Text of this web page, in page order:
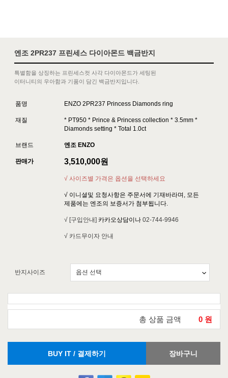
엔조 2PR237 프린세스 다이아몬드 백금반지
특별함을 상징하는 프린세스컷 사각 다이아몬드가 세팅된
이터니티의 우아함과 기품이 담긴 백금반지입니다.
품명 ENZO 2PR237 Princess Diamonds ring
재질
* PT950 * Prince & Princess collection * 3.5mm *
Diamonds setting * Total 1.0ct
브랜드 엔조 ENZO
판매가 3,510,000원
√ 사이즈별 가격은 옵션을 선택하세요
√ 이니셜및 요청사항은 주문서에 기재바라며, 모든
제품에는 엔조의 보증서가 첨부됩니다.
√ [구입안내] 카카오상담이나 02-744-9946
√ 카드무이자 안내
반지사이즈
총 상품 금액 0 원
BUY IT / 결제하기 장바구니